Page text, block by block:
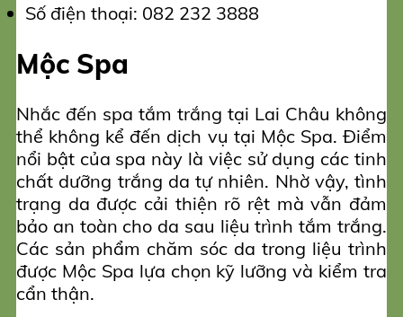
Số điện thoại: 082 232 3888
Mộc Spa
Nhắc đến spa tắm trắng tại Lai Châu không
thể không kể đến dịch vụ tại Mộc Spa. Điểm
nổi bật của spa này là việc sử dụng các tinh
chất dưỡng trắng da tự nhiên. Nhờ vậy, tình
trạng da được cải thiện rõ rệt mà vẫn đảm
bảo an toàn cho da sau liệu trình tắm trắng.
Các sản phẩm chăm sóc da trong liệu trình
được Mộc Spa lựa chọn kỹ lưỡng và kiểm tra
cẩn thận.